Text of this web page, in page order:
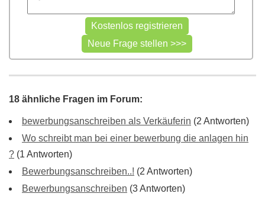
18 ähnliche Fragen im Forum:
bewerbungsanschreiben als Verkäuferin (2 Antworten)
Wo schreibt man bei einer bewerbung die anlagen hin
? (1 Antworten)
Bewerbungsanschreiben..! (2 Antworten)
Bewerbungsanschreiben (3 Antworten)